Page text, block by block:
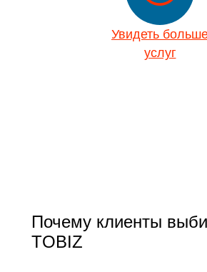
Увидеть
услуг
Почему клиенты
TOBIZ